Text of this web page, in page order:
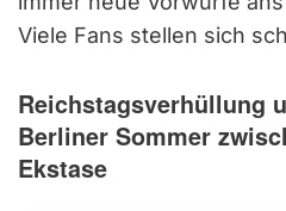
Viele Fans stellen sich
Reichstagsverhüllung
Berliner Sommer
Ekstase